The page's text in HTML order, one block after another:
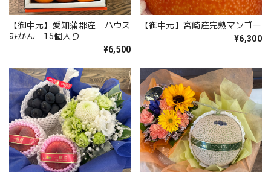
【御中元】愛知蒲郡産 ハウス
みかん 15個入り
¥6,500
【御中元】宮崎産完熟マンゴー
¥6,300